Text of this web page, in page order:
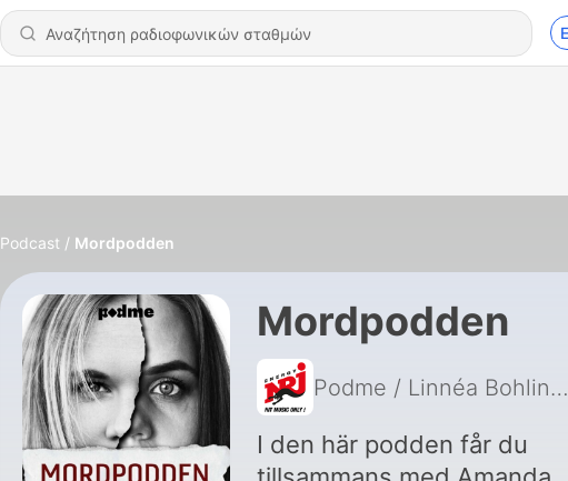
Podcast Mordpodden
Mordpodden
Podme / Linnéa Bohlin och Amanda Karlsson
I den här podden får du